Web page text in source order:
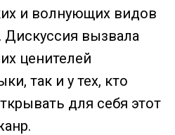
и волнующих видов
Дискуссия вызвала
ценителей
так и у тех, кто
для себя этот